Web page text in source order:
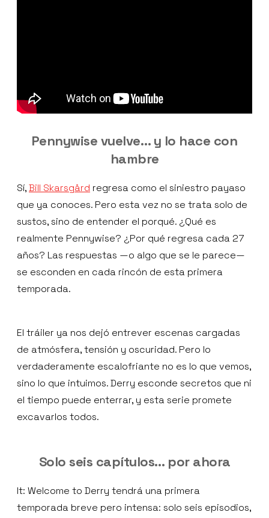
Pennywise vuelve… y lo hace con
hambre
Sí,Bill Skarsgård regresa como el siniestro payaso
que ya conoces. Pero esta vez no se trata solo de
sustos, sino de entender el porqué. ¿Qué es
realmente Pennywise? ¿Por qué regresa cada 27
años? Las respuestas —o algo que se le parece—
se esconden en cada rincón de esta primera
temporada.
El tráiler ya nos dejó entrever escenas cargadas
de atmósfera, tensión y oscuridad. Pero lo
verdaderamente escalofriante no es lo que vemos,
sino lo que intuimos. Derry esconde secretos que ni
el tiempo puede enterrar, y esta serie promete
excavarlos todos.
Solo seis capítulos… por ahora
It: Welcome to Derry tendrá una primera
temporada breve pero intensa: solo seis episodios,